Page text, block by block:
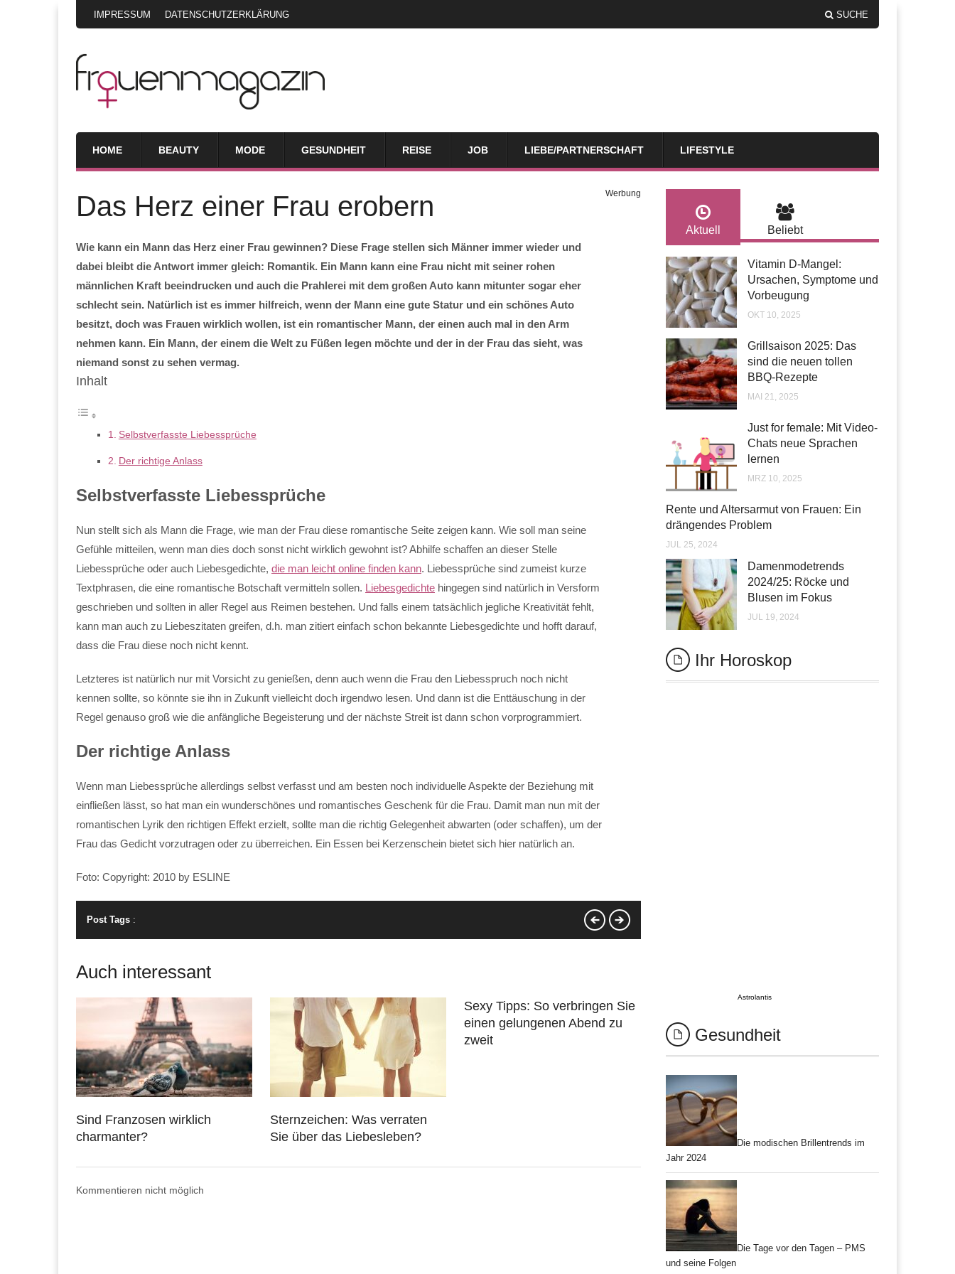
IMPRESSUM DATENSCHUTZERKLÄRUNG SUCHE
HOME BEAUTY MODE GESUNDHEIT REISE JOB LIEBE/PARTNERSCHAFT LIFESTYLE
Das Herz einer Frau erobern Werbung
Wie kann ein Mann das Herz einer Frau gewinnen? Diese Frage stellen sich Männer immer wieder und
dabei bleibt die Antwort immer gleich: Romantik. Ein Mann kann eine Frau nicht mit seiner rohen
männlichen Kraft beeindrucken und auch die Prahlerei mit dem großen Auto kann mitunter sogar eher
schlecht sein. Natürlich ist es immer hilfreich, wenn der Mann eine gute Statur und ein schönes Auto
besitzt, doch was Frauen wirklich wollen, ist ein romantischer Mann, der einen auch mal in den Arm
nehmen kann. Ein Mann, der einem die Welt zu Füßen legen möchte und der in der Frau das sieht, was
niemand sonst zu sehen vermag.
Inhalt
Selbstverfasste Liebessprüche
Der richtige Anlass
Selbstverfasste Liebessprüche
Nun stellt sich als Mann die Frage, wie man der Frau diese romantische Seite zeigen kann. Wie soll man seine
Gefühle mitteilen, wenn man dies doch sonst nicht wirklich gewohnt ist? Abhilfe schaffen an dieser Stelle
Liebessprüche oder auch Liebesgedichte, die man leicht online finden kann. Liebessprüche sind zumeist kurze
Textphrasen, die eine romantische Botschaft vermitteln sollen. Liebesgedichte hingegen sind natürlich in Versform
geschrieben und sollten in aller Regel aus Reimen bestehen. Und falls einem tatsächlich jegliche Kreativität fehlt,
kann man auch zu Liebeszitaten greifen, d.h. man zitiert einfach schon bekannte Liebesgedichte und hofft darauf,
dass die Frau diese noch nicht kennt.
Letzteres ist natürlich nur mit Vorsicht zu genießen, denn auch wenn die Frau den Liebesspruch noch nicht
kennen sollte, so könnte sie ihn in Zukunft vielleicht doch irgendwo lesen. Und dann ist die Enttäuschung in der
Regel genauso groß wie die anfängliche Begeisterung und der nächste Streit ist dann schon vorprogrammiert.
Der richtige Anlass
Wenn man Liebessprüche allerdings selbst verfasst und am besten noch individuelle Aspekte der Beziehung mit
einfließen lässt, so hat man ein wunderschönes und romantisches Geschenk für die Frau. Damit man nun mit der
romantischen Lyrik den richtigen Effekt erzielt, sollte man die richtig Gelegenheit abwarten (oder schaffen), um der
Frau das Gedicht vorzutragen oder zu überreichen. Ein Essen bei Kerzenschein bietet sich hier natürlich an.
Foto: Copyright: 2010 by ESLINE
Post Tags :
Auch interessant
Sind Franzosen wirklich
charmanter?
Sternzeichen: Was verraten
Sie über das Liebesleben?
Sexy Tipps: So verbringen Sie
einen gelungenen Abend zu
zweit
Kommentieren nicht möglich
Aktuell Beliebt
Vitamin D-Mangel:
Ursachen, Symptome und
Vorbeugung
OKT 10, 2025
Grillsaison 2025: Das
sind die neuen tollen
BBQ-Rezepte
MAI 21, 2025
Just for female: Mit Video-
Chats neue Sprachen
lernen
MRZ 10, 2025
Rente und Altersarmut von Frauen: Ein
drängendes Problem
JUL 25, 2024
Damenmodetrends
2024/25: Röcke und
Blusen im Fokus
JUL 19, 2024
Ihr Horoskop
Astrolantis
Gesundheit
Die modischen Brillentrends im
Jahr 2024
Die Tage vor den Tagen – PMS
und seine Folgen